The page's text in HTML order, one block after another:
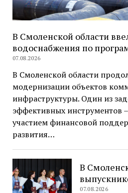
В Смоленской области
водоснабжения по
07.08.2026
В Смоленской области
модернизации объектов
инфраструктуры. Один из
эффективных инструментов
участием финансовой
развития…
В
07.08.2026